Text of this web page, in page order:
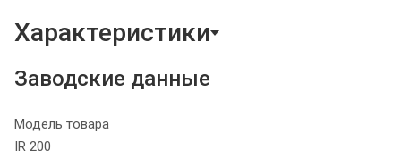
Характеристики
Заводские данные
Модель товара
IR 200